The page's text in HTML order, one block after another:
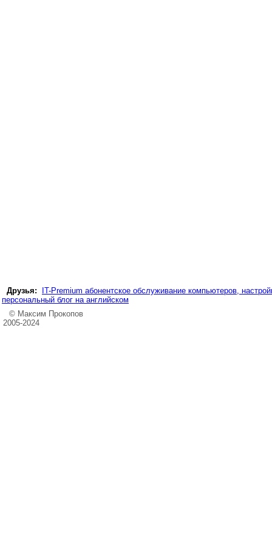
Друзья:
IT-Premium абонентское обслуживание компьютеров,
персональный блог на английском
© Максим Прокопов
2005-2024